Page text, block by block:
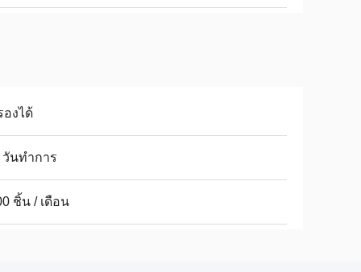
องได้
วันทำการ
ชิ้น / เดือน